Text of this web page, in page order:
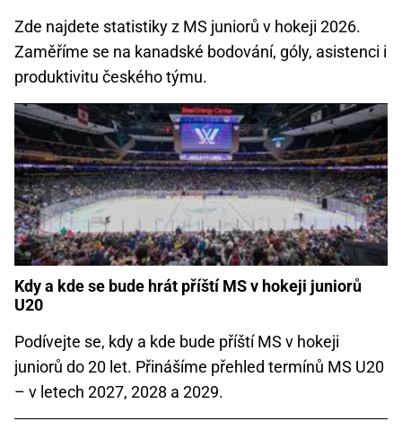
Zde najdete statistiky z MS juniorů v hokeji 2026.
Zaměříme se na kanadské bodování, góly, asistenci i
produktivitu českého týmu.
Kdy a kde se bude hrát příští MS v hokeji juniorů
U20
Podívejte se, kdy a kde bude příští MS v hokeji
juniorů do 20 let. Přinášíme přehled termínů MS U20
– v letech 2027, 2028 a 2029.